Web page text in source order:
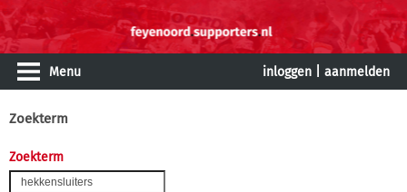
Menu inloggen aanmelden
Zoekterm
Zoekterm